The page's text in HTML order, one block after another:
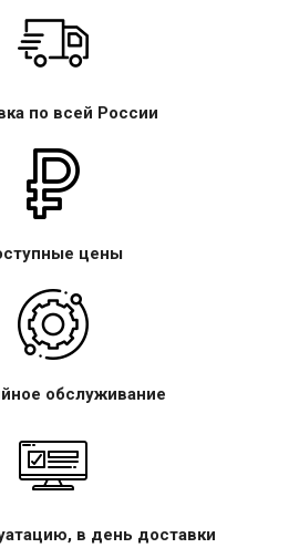
по всей России
цены
обслуживание
в день доставки